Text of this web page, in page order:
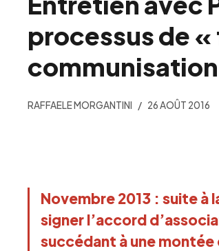
processus de
communisation
RAFFAELE MORGANTINI 26 AOÛT 2016
Novembre 2013 : suite à
signer l’accord
succédant à une